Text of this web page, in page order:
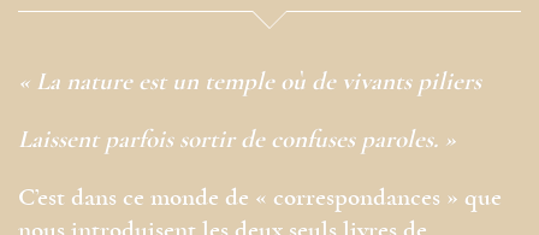
« La nature est un temple où de vivants piliers
Laissent parfois sortir de confuses paroles. »
C’est dans ce monde de « correspondances » que